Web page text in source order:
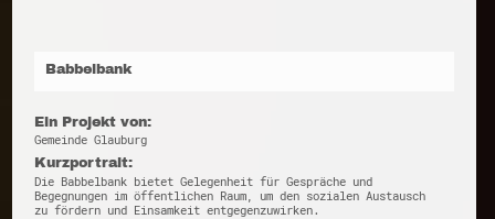
Babbelbank
Ein Projekt von:
Gemeinde Glauburg
Kurzportrait:
Die Babbelbank bietet Gelegenheit für Gespräche und
Begegnungen im öffentlichen Raum, um den sozialen Austausch
zu fördern und Einsamkeit entgegenzuwirken.